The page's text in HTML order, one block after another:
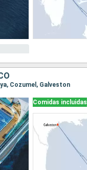
Cozumel, Galveston
Comidas incluidas